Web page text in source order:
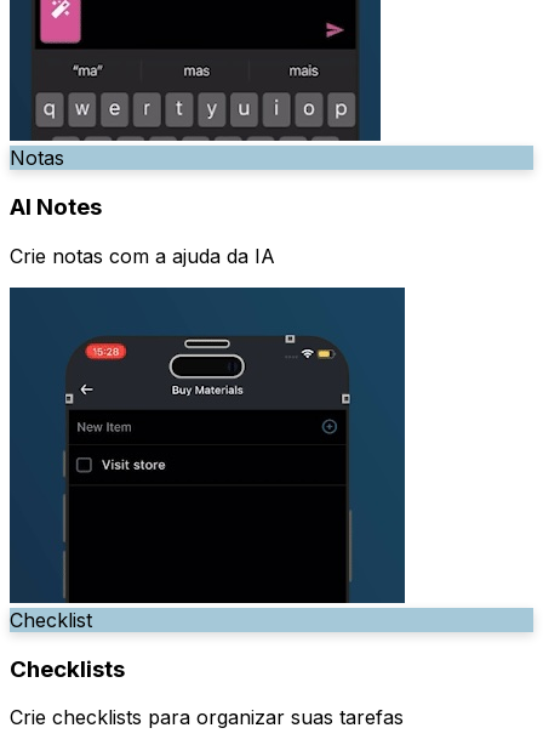
Notas
AI Notes
Crie notas com a ajuda da IA
Checklist
Checklists
Crie checklists para organizar suas tarefas